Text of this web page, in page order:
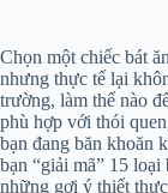
Chọn một chiếc bát
nhưng thực tế lại
trường, làm thế nào
phù hợp với thói
bạn đang băn khoăn
bạn “giải mã” 15 loại
những gợi ý thiết